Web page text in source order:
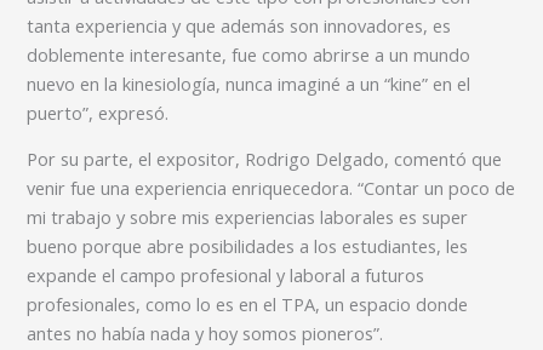
tanta experiencia y que además son innovadores, es
doblemente interesante, fue como abrirse a un mundo
nuevo en la kinesiología, nunca imaginé a un “kine” en el
puerto”, expresó.
Por su parte, el expositor, Rodrigo Delgado, comentó que
venir fue una experiencia enriquecedora. “Contar un poco de
mi trabajo y sobre mis experiencias laborales es super
bueno porque abre posibilidades a los estudiantes, les
expande el campo profesional y laboral a futuros
profesionales, como lo es en el TPA, un espacio donde
antes no había nada y hoy somos pioneros”.